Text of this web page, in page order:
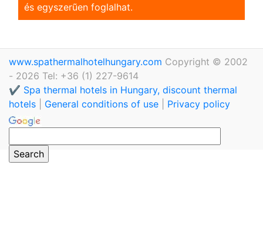
és egyszerũen foglalhat.
www.spathermalhotelhungary.com Copyright © 2002
- 2026 Tel: +36 (1) 227-9614
✔️ Spa thermal hotels in Hungary, discount thermal
hotels
General conditions of use Privacy policy